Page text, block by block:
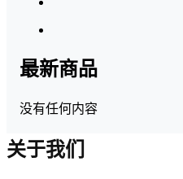
最新商品
没有任何内容
关于我们